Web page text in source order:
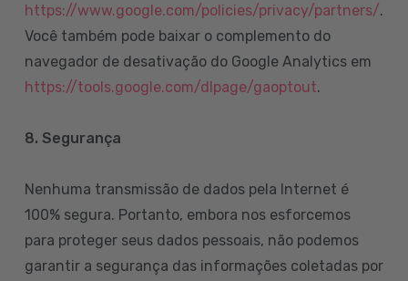
https://www.google.com/policies/privacy/partners/.
Você também pode baixar o complemento do
navegador de desativação do Google Analytics em
https://tools.google.com/dlpage/gaoptout.
8. Segurança
Nenhuma transmissão de dados pela Internet é
100% segura. Portanto, embora nos esforcemos
para proteger seus dados pessoais, não podemos
garantir a segurança das informações coletadas por